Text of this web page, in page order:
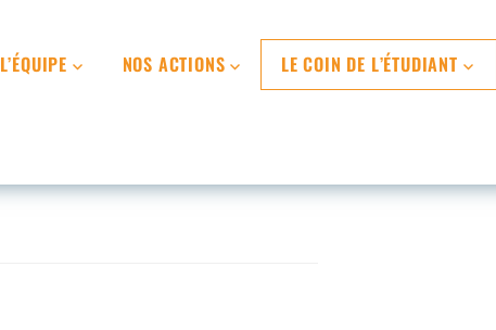
L’ÉQUIPE NOS ACTIONS LE COIN DE L’ÉTUDIANT